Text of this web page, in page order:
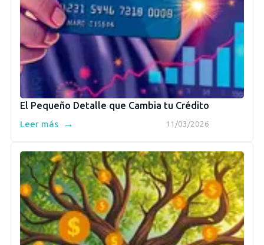
El Pequeño Detalle que Cambia tu Crédito
11/03/2026
Leer más →